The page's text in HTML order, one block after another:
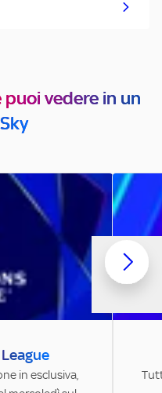
vedere in un
in esclusiva,